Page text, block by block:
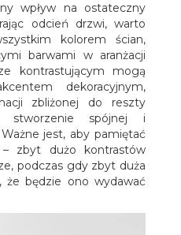
wpływ na ostateczny
odcień drzwi, warto
kolorem ścian,
barwami w aranżacji
kontrastującym mogą
dekoracyjnym,
zbliżonej do reszty
stworzenie spójnej i
jest, aby pamiętać
zbyt dużo kontrastów
podczas gdy zbyt duża
że będzie ono wydawać